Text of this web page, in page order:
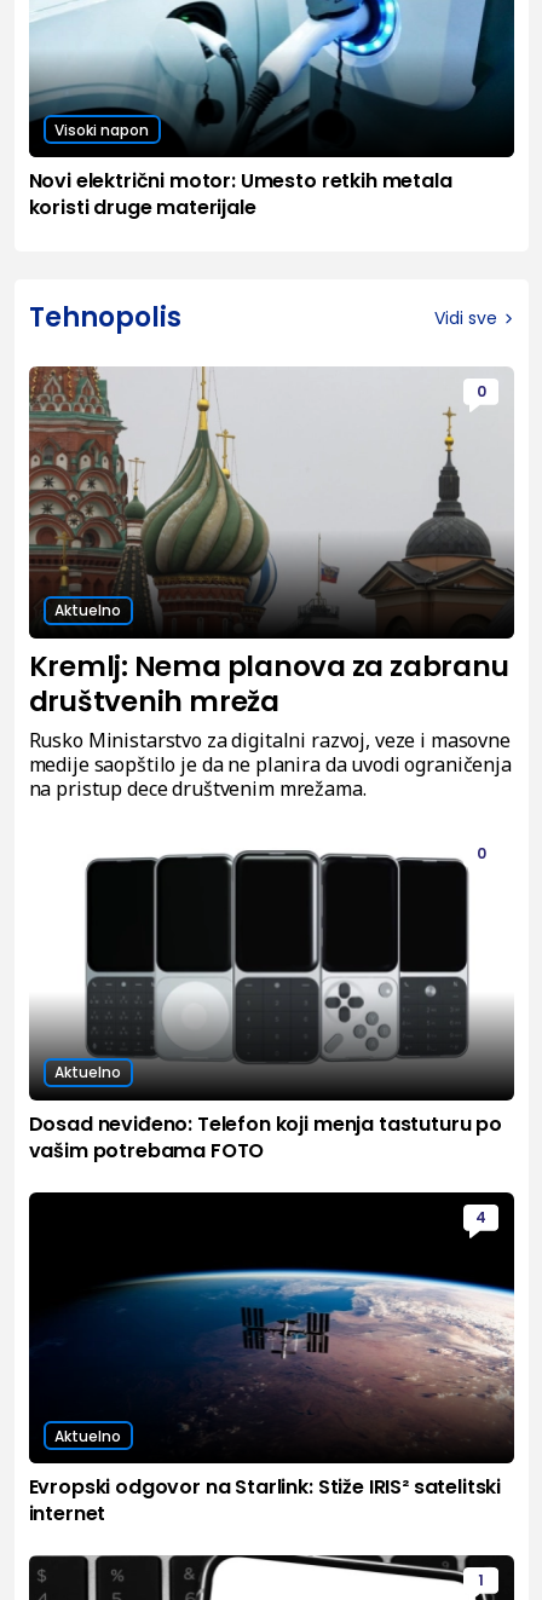
Visoki napon
Novi električni motor: Umesto retkih metala
koristi druge materijale
Tehnopolis Vidi sve
0
Aktuelno
Kremlj: Nema planova za zabranu
društvenih mreža
Rusko Ministarstvo za digitalni razvoj, veze i masovne
medije saopštilo je da ne planira da uvodi ograničenja
na pristup dece društvenim mrežama.
0
Aktuelno
Dosad neviđeno: Telefon koji menja tastuturu po
vašim potrebama FOTO
4
Aktuelno
Evropski odgovor na Starlink: Stiže IRIS² satelitski
internet
1